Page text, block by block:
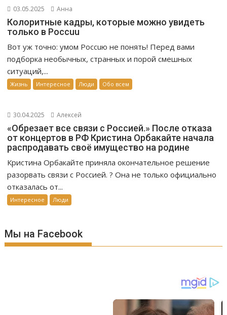
03.05.2025 Анна
Колоритные кадры, которые можно увидеть
только в Россuu
Вот уж точно: умом Россuю не понять! Перед вами
подборка необычных, странных и порой смешных
ситуаций,...
Жизнь Интересное Люди Обо всем
30.04.2025 Алексей
«Обрезает все связи с Россией.» После отказа
от концертов в РФ Кристина Орбакайте начала
распродавать своё имущество на родине
Кристина Орбакайте приняла окончательное решение
разорвать связи с Россией. ? Она не только официально
отказалась от...
Интересное Люди
Мы на Facebook